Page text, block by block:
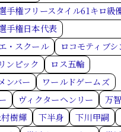
手権フリースタイル61キロ級
手権日本代表
・スクール
ロコモティブ
ンピック
ロス五輪
ンバー
ワールドゲームズ
ヴィクターヘンリー
万智
村樹輝 下半身 下川甲嗣